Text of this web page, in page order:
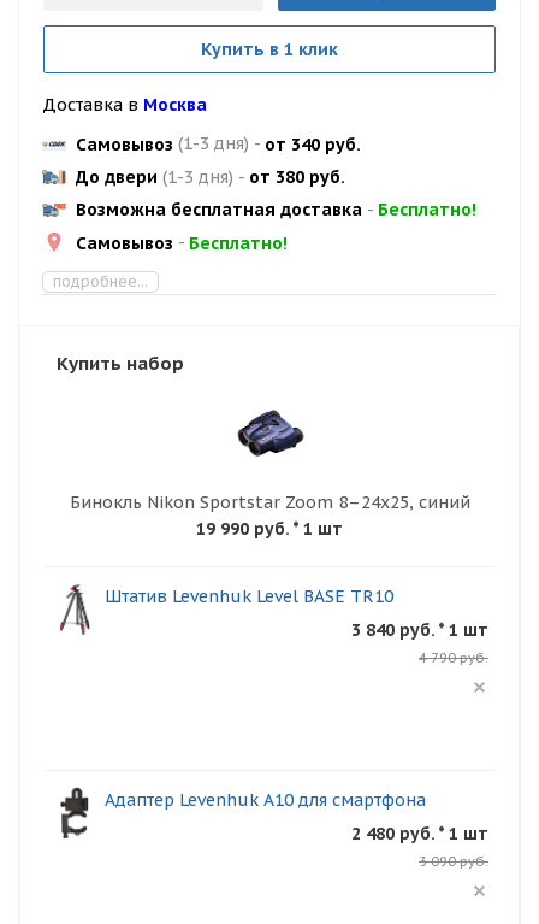
Купить в 1 клик
Доставка в Москва
Самовывоз (1-3 дня) - от 340 руб.
До двери (1-3 дня) - от 380 руб.
Возможна бесплатная доставка - Бесплатно!
Самовывоз - Бесплатно!
подробнее...
Купить набор
Бинокль Nikon Sportstar Zoom 8–24x25, синий
19 990 руб. * 1 шт
Штатив Levenhuk Level BASE TR10
3 840 руб. * 1 шт
4 790 руб.
Адаптер Levenhuk A10 для смартфона
2 480 руб. * 1 шт
3 090 руб.